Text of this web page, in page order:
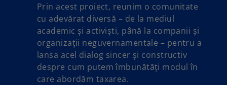
Prin acest proiect, reunim o comunitate
cu adevărat diversă – de la mediul
academic și activiști, până la companii și
organizații neguvernamentale – pentru a
lansa acel dialog sincer și constructiv
despre cum putem îmbunătăți modul în
care abordăm taxarea.